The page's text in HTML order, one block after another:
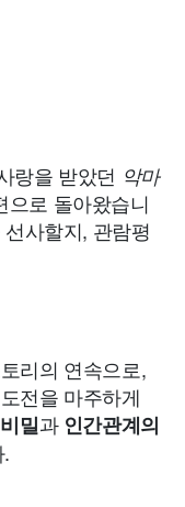
랑을 받았던 악마
으로 돌아왔습니
사할지, 관람평
리의 연속으로,
전을 마주하게
밀과 인간관계의